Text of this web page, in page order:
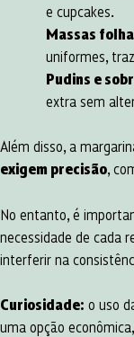
e cupcakes.
Massas
uniformes,
Pudins e
extra sem
Além disso, a
exigem precisão,
No entanto, é
necessidade de cada
interferir na
Curiosidade: o uso
uma opção